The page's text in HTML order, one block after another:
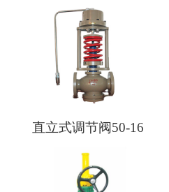
联系我们
直立式调节阀50-16